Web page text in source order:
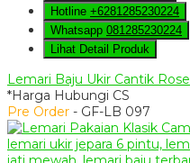
Hotline +6281285230224
Whatsapp 081285230224
Lihat Detail Produk
Lemari Baju Ukir Cantik Rose
*Harga Hubungi CS
Pre Order - GF-LB 097